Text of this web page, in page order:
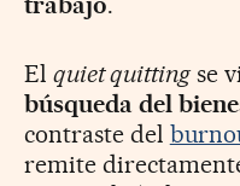
El quiet quittingse
búsqueda del
contraste del
remite